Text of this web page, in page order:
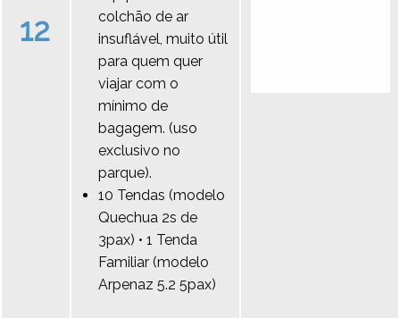
12
colchão de ar
insuflável, muito útil
para quem quer
viajar com o
mínimo de
bagagem. (uso
exclusivo no
parque).
10 Tendas (modelo
Quechua 2s de
3pax) • 1 Tenda
Familiar (modelo
Arpenaz 5.2 5pax)